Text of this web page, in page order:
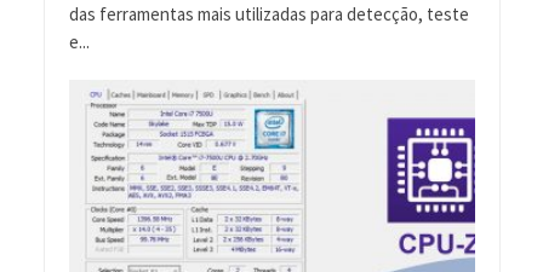
das ferramentas mais utilizadas para detecção, teste
e...